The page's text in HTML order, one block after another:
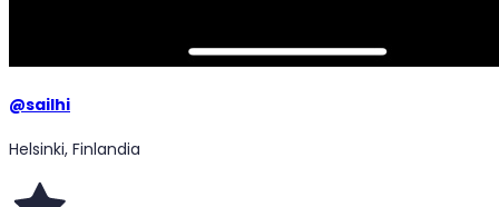
@sailhi
Helsinki, Finlandia